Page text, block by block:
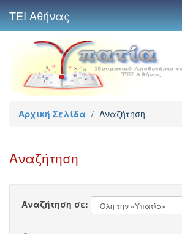
ΤΕΙ Αθήνας
Αρχική Σελίδα / Αναζήτηση
Αναζήτηση
Αναζήτηση σε: